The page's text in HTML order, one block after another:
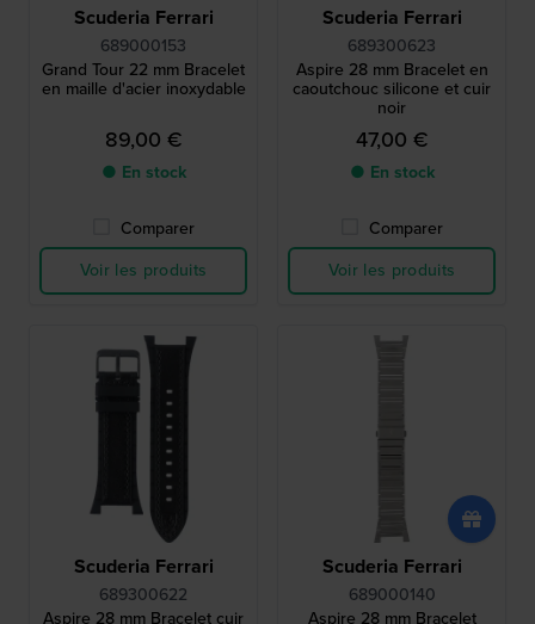
Scuderia Ferrari
689000153
Grand Tour 22 mm Bracelet
en maille d'acier inoxydable
89,00 €
● En stock
Comparer
Voir les produits
Scuderia Ferrari
689300623
Aspire 28 mm Bracelet en
caoutchouc silicone et cuir
noir
47,00 €
● En stock
Comparer
Voir les produits
Scuderia Ferrari
689300622
Scuderia Ferrari
689000140